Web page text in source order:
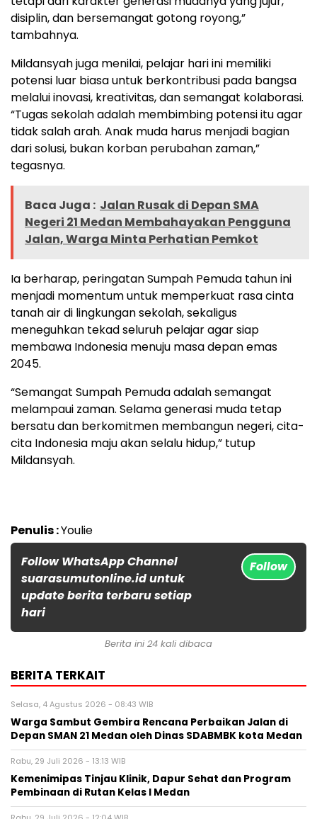
disiplin, dan bersemangat gotong royong,”
tambahnya.
Mildansyah juga menilai, pelajar hari ini memiliki
potensi luar biasa untuk berkontribusi pada bangsa
melalui inovasi, kreativitas, dan semangat kolaborasi.
“Tugas sekolah adalah membimbing potensi itu agar
tidak salah arah. Anak muda harus menjadi bagian
dari solusi, bukan korban perubahan zaman,”
tegasnya.
Baca Juga : Jalan Rusak di Depan SMA
Negeri 21 Medan Membahayakan Pengguna
Jalan, Warga Minta Perhatian Pemkot
Ia berharap, peringatan Sumpah Pemuda tahun ini
menjadi momentum untuk memperkuat rasa cinta
tanah air di lingkungan sekolah, sekaligus
meneguhkan tekad seluruh pelajar agar siap
membawa Indonesia menuju masa depan emas
2045.
“Semangat Sumpah Pemuda adalah semangat
melampaui zaman. Selama generasi muda tetap
bersatu dan berkomitmen membangun negeri, cita-
cita Indonesia maju akan selalu hidup,” tutup
Mildansyah.
Penulis :Youlie
Follow WhatsApp Channel
suarasumutonline.id untuk
update berita terbaru setiap
hari
Follow
Berita ini 24 kali dibaca
BERITA TERKAIT
Selasa, 4 Agustus 2026 - 08:43 WIB
Warga Sambut Gembira Rencana Perbaikan Jalan di
Depan SMAN 21 Medan oleh Dinas SDABMBK kota Medan
Rabu, 29 Juli 2026 - 13:13 WIB
Kemenimipas Tinjau Klinik, Dapur Sehat dan Program
Pembinaan di Rutan Kelas I Medan